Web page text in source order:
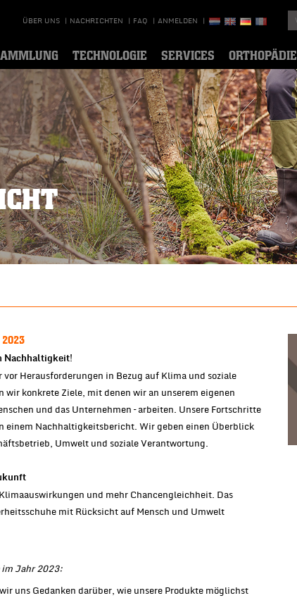
ÜBER UNS | NACHRICHTEN | FAQ | ANMELDEN |
TECHNOLOGIE SERVICES ORTHOPÄDIE
2023
Nachhaltigkeit!
Herausforderungen in Bezug auf Klima und soziale
konkrete Ziele, mit denen wir an unserem eigenen
und das Unternehmen – arbeiten. Unsere Fortschritte
einem Nachhaltigkeitsbericht. Wir geben einen Überblick
Umwelt und soziale Verantwortung.
und mehr Chancengleichheit. Das
mit Rücksicht auf Mensch und Umwelt
im Jahr 2023:
uns Gedanken darüber, wie unsere Produkte möglichst